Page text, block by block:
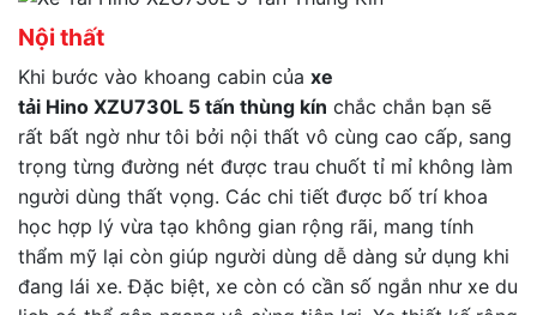
Nội thất
Khi bước vào khoang cabin của xe
tải Hino XZU730L 5 tấn thùng kín chắc chắn bạn sẽ
rất bất ngờ như tôi bởi nội thất vô cùng cao cấp, sang
trọng từng đường nét được trau chuốt tỉ mỉ không làm
người dùng thất vọng. Các chi tiết được bố trí khoa
học hợp lý vừa tạo không gian rộng rãi, mang tính
thẩm mỹ lại còn giúp người dùng dễ dàng sử dụng khi
đang lái xe. Đặc biệt, xe còn có cần số ngắn như xe du